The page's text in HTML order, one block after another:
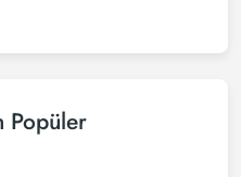
Popüler